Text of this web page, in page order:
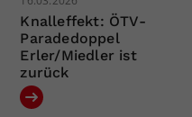
Knalleffekt: ÖTV-
Paradedoppel
Erler/Miedler ist
zurück